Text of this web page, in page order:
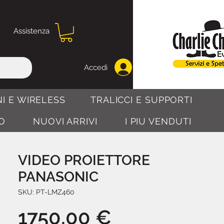
Assistenza
Accedi
E WIRELESS TRALICCI E SUPPORTI
NUOVI ARRIVI I PIU VENDUTI
VIDEO PROIETTORE
PANASONIC
SKU: PT-LMZ460
1750,00 €